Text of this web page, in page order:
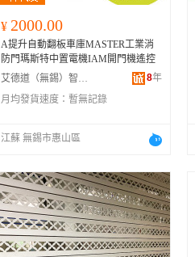
¥ 2000.00
A提升自動翻板車庫MASTER工業消
防門瑪斯特中置電機IAM開門機遙控
艾德道（無錫）智能門窗科技有限公司
8年
月均發貨速度： 暫無記錄
江蘇 無錫市惠山區